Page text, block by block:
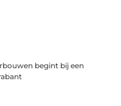
begint bij een